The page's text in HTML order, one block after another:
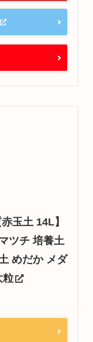
玉土 14L】
ツチ 培養土
めだか メダ
粒